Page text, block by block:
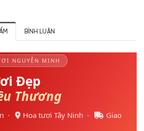
BÌNH LUẬN
NGUYỄN MINH
Đẹp
Thương
· Hoa tươi Tây Ninh ·
Giao